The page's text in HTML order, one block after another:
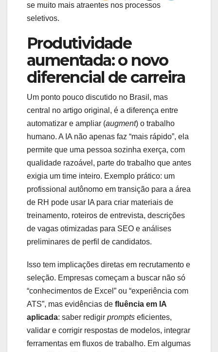
se muito mais atraentes nos processos
seletivos.
Produtividade
aumentada: o novo
diferencial de carreira
Um ponto pouco discutido no Brasil, mas
central no artigo original, é a diferença entre
automatizar e ampliar (augment) o trabalho
humano. A IA não apenas faz “mais rápido”, ela
permite que uma pessoa sozinha exerça, com
qualidade razoável, parte do trabalho que antes
exigia um time inteiro. Exemplo prático: um
profissional autônomo em transição para a área
de RH pode usar IA para criar materiais de
treinamento, roteiros de entrevista, descrições
de vagas otimizadas para SEO e análises
preliminares de perfil de candidatos.
Isso tem implicações diretas em recrutamento e
seleção. Empresas começam a buscar não só
“conhecimentos de Excel” ou “experiência com
ATS”, mas evidências de fluência em IA
aplicada: saber redigir prompts eficientes,
validar e corrigir respostas de modelos, integrar
ferramentas em fluxos de trabalho. Em algumas